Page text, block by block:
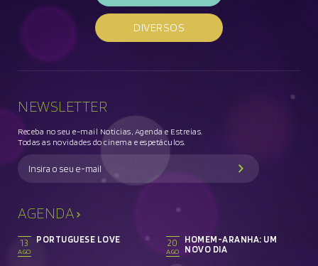
DIVERSOS
NEWSLETTER
Receba no seu e-mail Noticias, Agenda e Estreias.
Todas as novidades do cinema e espetáculos.
AGENDA
13
AGO
PORTUGUESE LOVE 20
AGO
HOMEM-ARANHA: UM
NOVO DIA